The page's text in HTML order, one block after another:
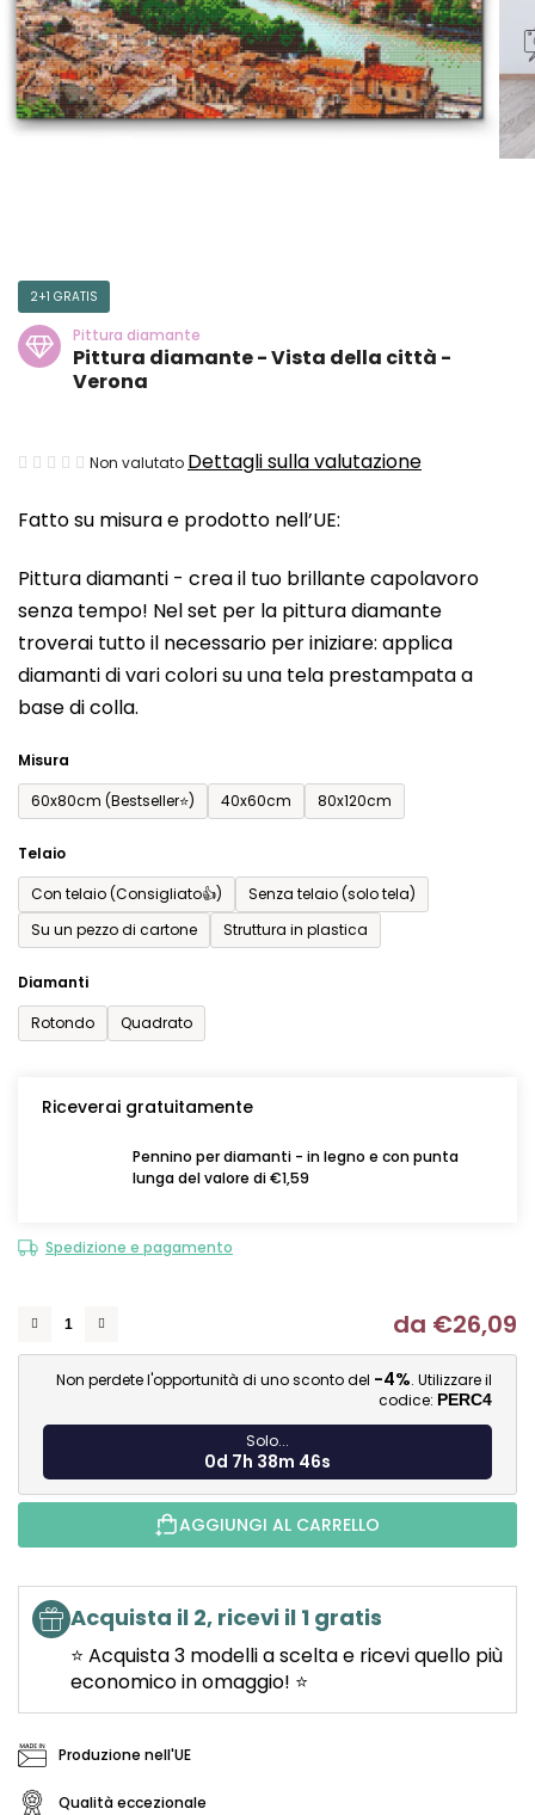
Fatto su misura e prodotto nell’UE:
Pittura diamanti - crea il tuo brillante capolavoro
senza tempo! Nel set per la pittura diamante
troverai tutto il necessario per iniziare: applica
diamanti di vari colori su una tela prestampata a
base di colla.
Misura
60x80cm (Bestseller⭐)
40x60cm 80x120cm
Telaio
Con telaio (Consigliato👍)
Senza telaio (solo tela)
Su un pezzo di cartone
Struttura in plastica
Diamanti
Rotondo
Quadrato
Riceverai gratuitamente
Pennino per diamanti - in legno e con punta
lunga del valore di €1,59
Spedizione e pagamento
da €26,09
Non perdete l'opportunità di uno sconto del -4%. Utilizzare il
codice: PERC4
Solo...
0d 7h 38m 45s
AGGIUNGI AL CARRELLO
Acquista il 2, ricevi il 1 gratis
⭐ Acquista 3 modelli a scelta e ricevi quello più
economico in omaggio! ⭐
Produzione nell'UE
Qualità eccezionale
2+1 GRATIS
Pittura diamante
Pittura diamante - Vista della città -
Verona
La
media
prodotto
è
0,0
su
5
Non valutato Dettagli sulla valutazione